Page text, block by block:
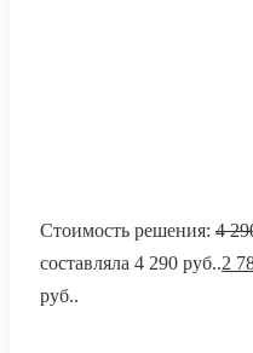
Стоимость решения: 4
составляла 4 290 руб..2
руб..